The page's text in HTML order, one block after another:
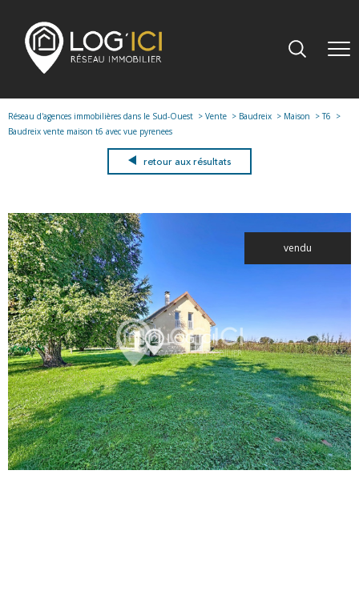
Réseau d'agences immobilières dans le Sud-Ouest Vente Baudreix Maison
T6
Baudreix vente maison t6 avec vue pyrenees
retour aux résultats
vendu